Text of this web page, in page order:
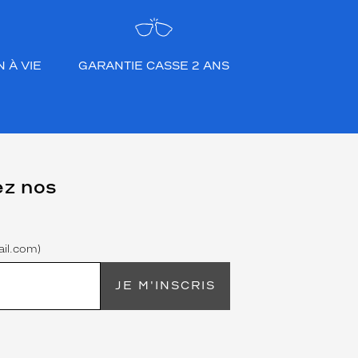
À VIE GARANTIE CASSE 2 ANS
nos
JE M'INSCRIS